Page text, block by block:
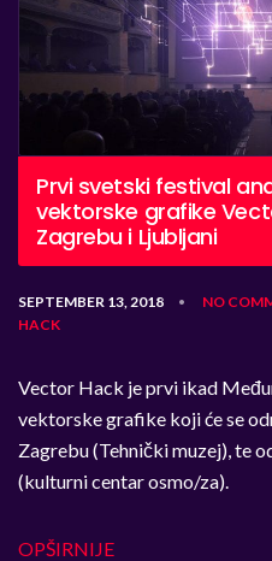
Prvi svetski festival
vektorske grafike
Zagrebu i Ljubljani
SEPTEMBER 13, 2018 • NO
HACK
Vector Hack je prvi ikad
vektorske grafike koji će se
Zagrebu (Tehnički muzej), te
(kulturni centar osmo/za).
OPŠIRNIJE